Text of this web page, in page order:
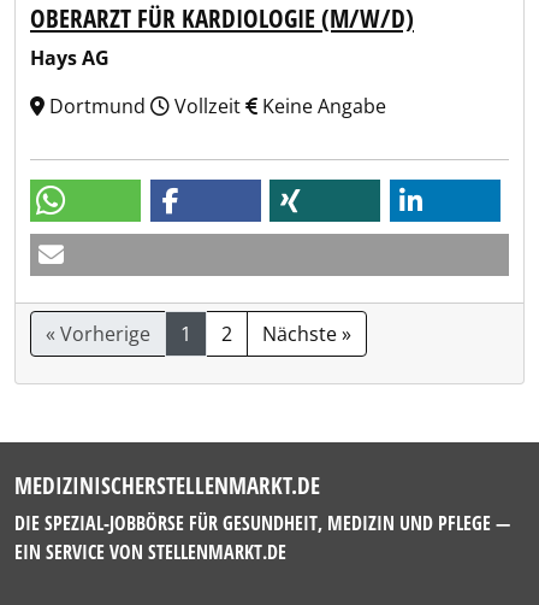
OBERARZT FÜR KARDIOLOGIE (M/W/D)
Hays AG
Dortmund
Vollzeit Keine Angabe
« Vorherige 1 2 Nächste »
MEDIZINISCHERSTELLENMARKT.DE
DIE SPEZIAL-JOBBÖRSE FÜR GESUNDHEIT, MEDIZIN UND PFLEGE —
EIN SERVICE VON STELLENMARKT.DE